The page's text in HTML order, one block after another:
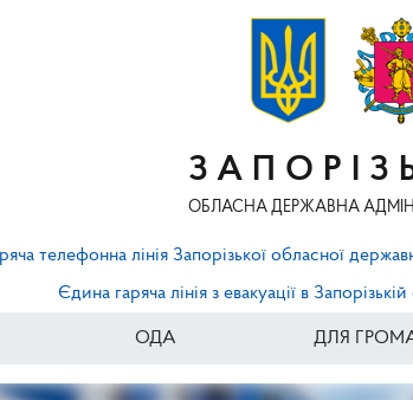
ОБЛАСНА ДЕРЖАВНА
телефонна лінія Запорізької обласної
Єдина гаряча лінія з евакуації в Запорізькій
ОДА ДЛЯ